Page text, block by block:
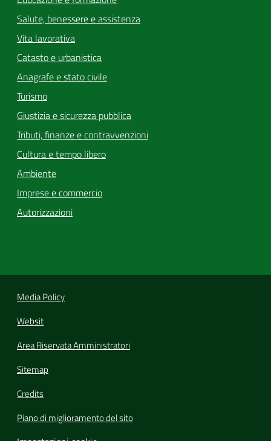
Salute, benessere e assistenza
Vita lavorativa
Catasto e urbanistica
Anagrafe e stato civile
Turismo
Giustizia e sicurezza pubblica
Tributi, finanze e contravvenzioni
Cultura e tempo libero
Ambiente
Imprese e commercio
Autorizzazioni
Media Policy
Websit
Area Riservata Amministratori
Sitemap
Credits
Piano di miglioramento del sito